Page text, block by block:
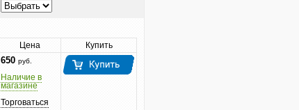
Цена Купить
650 руб.
Наличие в
магазине
Торговаться